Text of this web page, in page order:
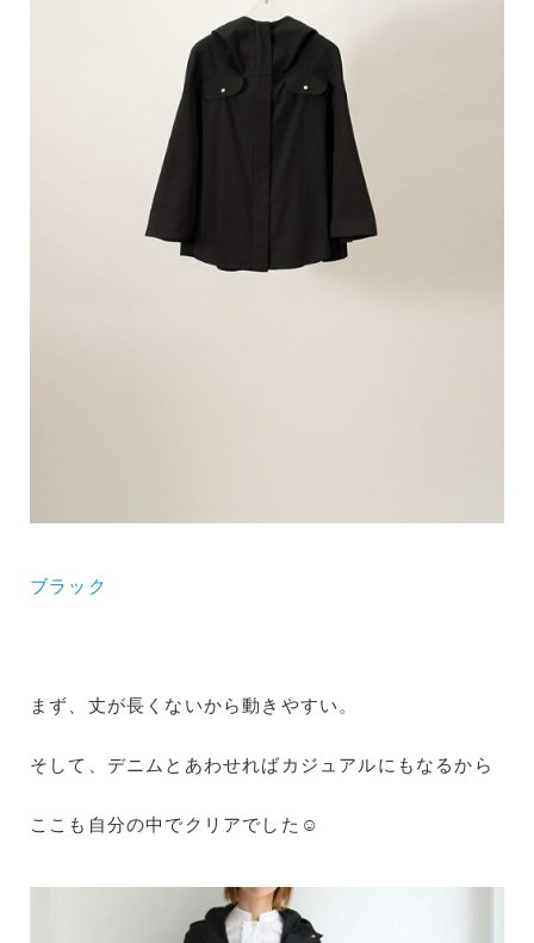
ブラック
まず、丈が長くないから動きやすい。
そして、デニムとあわせればカジュアルにもなるから
ここも自分の中でクリアでした☺